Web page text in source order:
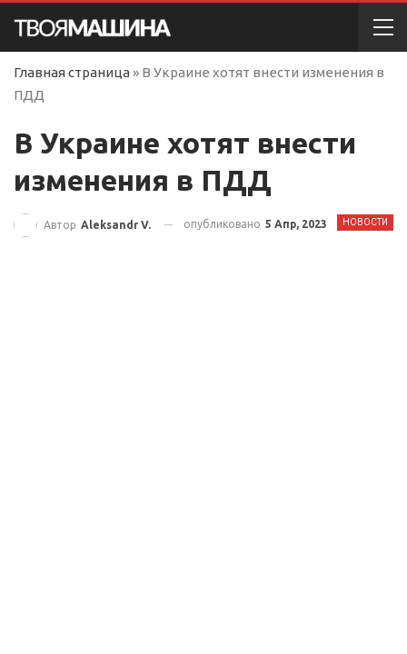
Главная страница » В Украине хотят внести изменения в
ПДД
В Украине хотят внести
изменения в ПДД
НОВОСТИ
Автор Aleksandr V. опубликовано 5 Апр, 2023